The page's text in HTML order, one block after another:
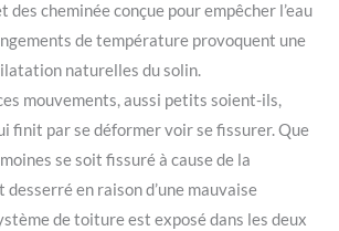
cheminée conçue pour empêcher l’eau
de température provoquent une
naturelles du solin.
mouvements, aussi petits soient-ils,
finit par se déformer voir se fissurer. Que
se soit fissuré à cause de la
desserré en raison d’une mauvaise
de toiture est exposé dans les deux